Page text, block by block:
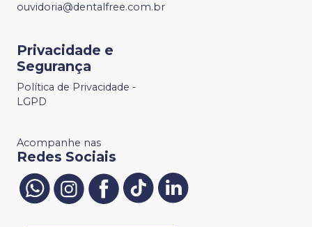
ouvidoria@dentalfree.com.br
Privacidade e
Segurança
Política de Privacidade -
LGPD
Acompanhe nas
Redes Sociais